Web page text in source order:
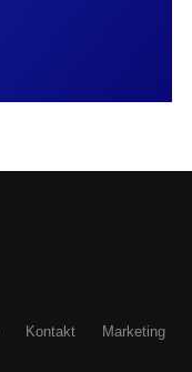
Kontakt Marketing